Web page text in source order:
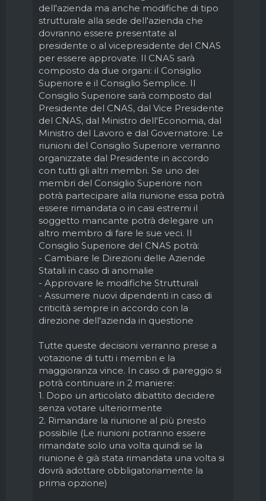
dell'azienda ma anche modifiche di tipo
strutturale alla sede dell'azienda che
dovranno essere presentate al
presidente o al vicepresidente del CNAS
per essere approvate. Il CNAS sarà
composto da due organi: il Consiglio
Superiore e il Consiglio Semplice. Il
Consiglio Superiore sarà composto dal
Presidente del CNAS, dal Vice Presidente
del CNAS, dal Ministro dell'Economia, dal
Ministro del Lavoro e dal Governatore. Le
riunioni del Consiglio Superiore verranno
organizzate dal Presidente in accordo
con tutti gli altri membri. Se uno dei
membri del Consiglio Superiore non
potrà partecipare alla riunione essa potrà
essere rimandata o in casi estremi il
soggetto mancante potrà delegare un
altro membro di fare le sue veci. Il
Consiglio Superiore del CNAS potrà:
- Cambiare le Direzioni delle Aziende
Statali in caso di anomalie
- Approvare le modifiche Strutturali
- Assumere nuovi dipendenti in caso di
criticità sempre in accordo con la
direzione dell'azienda in questione
Tutte queste decisioni verranno prese a
votazione di tutti i membri e la
maggioranza vince. In caso di pareggio si
potrà continuare in 2 maniere:
1. Dopo un articolato dibattito decidere
senza votare ulteriormente
2. Rimandare la riunione al più presto
possibile (Le riunioni potranno essere
rimandate solo una volta quindi se la
riunione è già stata rimandata una volta si
dovrà adottare obbligatoriamente la
prima opzione)